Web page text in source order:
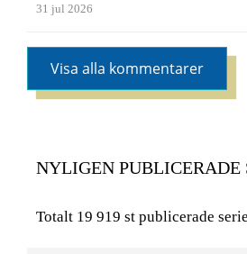
31 jul 2026
Visa alla kommentarer
NYLIGEN PUBLICERADE
Totalt 19 919 st publicerade